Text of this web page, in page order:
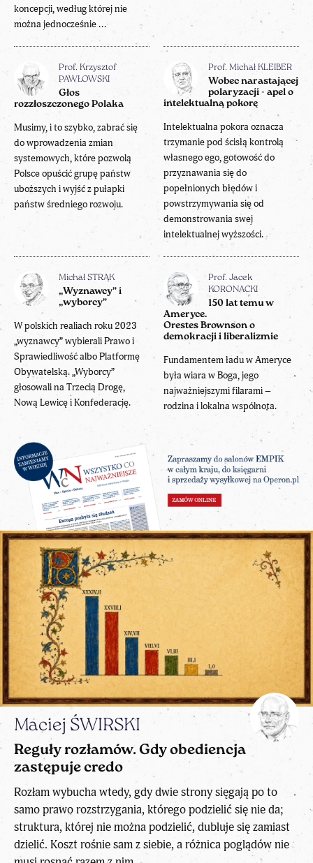
koncepcji, według której nie
można jednocześnie ...
Prof. Krzysztof
PAWŁOWSKI
Głos
rozzłoszczonego Polaka
Musimy, i to szybko, zabrać się
do wprowadzenia zmian
systemowych, które pozwolą
Polsce opuścić grupę państw
uboższych i wyjść z pułapki
państw średniego rozwoju.
Prof. Michał KLEIBER
Wobec narastającej
polaryzacji - apel o
intelektualną pokorę
Intelektualna pokora oznacza
trzymanie pod ścisłą kontrolą
własnego ego, gotowość do
przyznawania się do
popełnionych błędów i
powstrzymywania się od
demonstrowania swej
intelektualnej wyższości.
Michał STRĄK
„Wyznawcy” i
„wyborcy”
W polskich realiach roku 2023
„wyznawcy” wybierali Prawo i
Sprawiedliwość albo Platformę
Obywatelską. „Wyborcy”
głosowali na Trzecią Drogę,
Nową Lewicę i Konfederację.
Prof. Jacek
KORONACKI
150 lat temu w
Ameryce.
Orestes Brownson o
demokracji i liberalizmie
Fundamentem ładu w Ameryce
była wiara w Boga, jego
najważniejszymi filarami –
rodzina i lokalna wspólnota.
Maciej ŚWIRSKI
Reguły rozłamów. Gdy obediencja
zastępuje credo
Rozłam wybucha wtedy, gdy dwie strony sięgają po to
samo prawo rozstrzygania, którego podzielić się nie da;
struktura, której nie można podzielić, dubluje się zamiast
dzielić. Koszt rośnie sam z siebie, a różnica poglądów nie